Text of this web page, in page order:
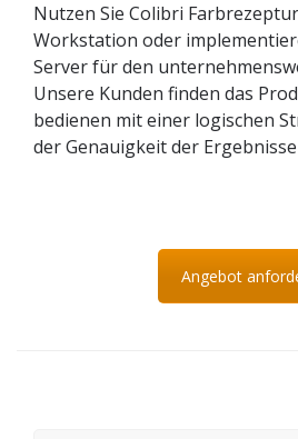
Nutzen Sie Colibri
Workstation oder
Server für den
Unsere Kunden finden das
bedienen mit einer logischen
der Genauigkeit der
Angebot